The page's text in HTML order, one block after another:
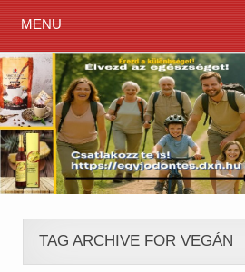
MENU
TAG ARCHIVE FOR VEGÁN